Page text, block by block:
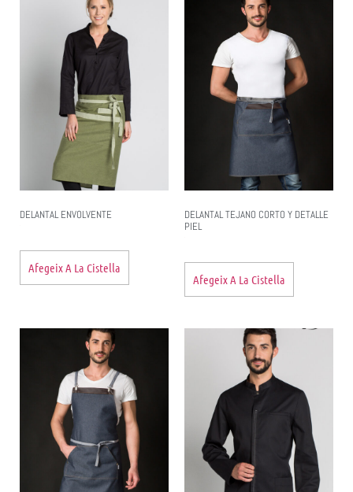
DELANTAL ENVOLVENTE
Afegeix A La Cistella
DELANTAL TEJANO CORTO Y DETALLE
PIEL
Afegeix A La Cistella